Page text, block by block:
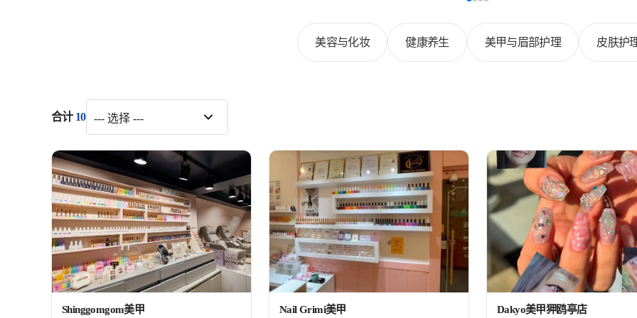
美容与化妆 健康养生 美甲与眉部护理 皮肤护
合计 10
美甲与眉部护理
필터
상품 목록
Shinggomgom美甲 Nail Grimi美甲 Dakyo美甲狎鸥亭店